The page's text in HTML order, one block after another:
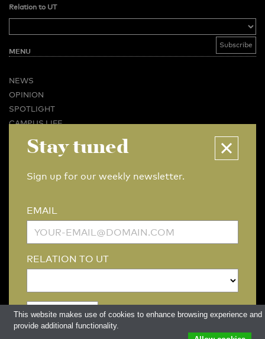
Relation to UT
MENU
NEWS
OPINION
SPOTLIGHT
CAMPUS LIFE
BUSINESS & CAREER
CONTACT
ARCHIVE
MORE
LINKS
DISCLAIMER / COPYRIGHT REDACTIESTATUUT(PDF)
/EDITORIAL STATUTE
Stay tuned
Sign up for our weekly newsletter.
EMAIL
RELATION TO UT
This website makes use of cookies to enhance browsing experience and
provide additional functionality.